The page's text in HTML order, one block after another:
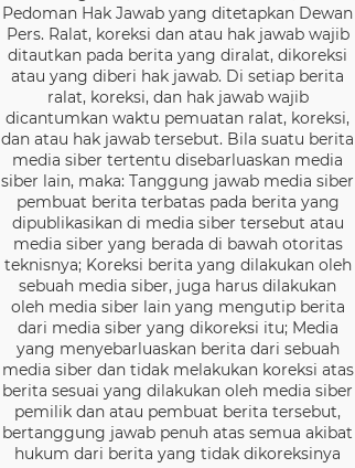
Pedoman Hak Jawab yang ditetapkan Dewan
Pers. Ralat, koreksi dan atau hak jawab wajib
ditautkan pada berita yang diralat, dikoreksi
atau yang diberi hak jawab. Di setiap berita
ralat, koreksi, dan hak jawab wajib
dicantumkan waktu pemuatan ralat, koreksi,
dan atau hak jawab tersebut. Bila suatu berita
media siber tertentu disebarluaskan media
siber lain, maka: Tanggung jawab media siber
pembuat berita terbatas pada berita yang
dipublikasikan di media siber tersebut atau
media siber yang berada di bawah otoritas
teknisnya; Koreksi berita yang dilakukan oleh
sebuah media siber, juga harus dilakukan
oleh media siber lain yang mengutip berita
dari media siber yang dikoreksi itu; Media
yang menyebarluaskan berita dari sebuah
media siber dan tidak melakukan koreksi atas
berita sesuai yang dilakukan oleh media siber
pemilik dan atau pembuat berita tersebut,
bertanggung jawab penuh atas semua akibat
hukum dari berita yang tidak dikoreksinya